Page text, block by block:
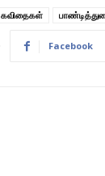
கவிதைகள்
Facebook